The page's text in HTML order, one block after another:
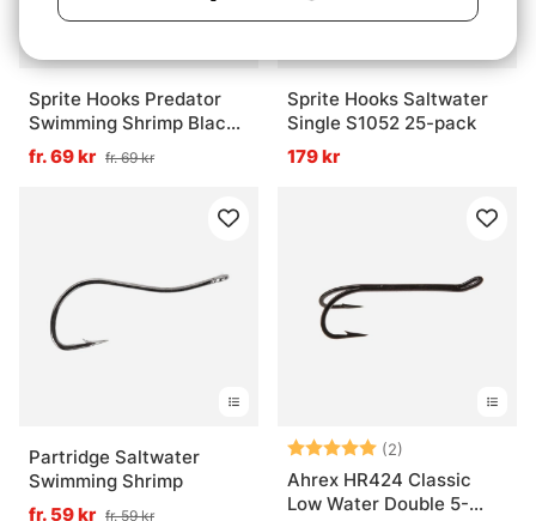
Sprite Hooks Predator
Swimming Shrimp Black
Nickel S1000 15-pack
fr. 69 kr fr. 69 kr
Sprite Hooks Saltwater
Single S1052 25-pack
179 kr
Partridge Saltwater
Swimming Shrimp
fr. 59 kr fr. 59 kr
Betyg: (2)
Ahrex HR424 Classic
Low Water Double 5-